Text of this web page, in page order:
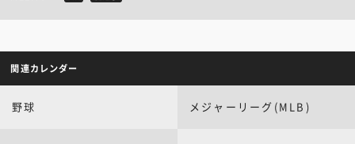
関連カレンダー
野球 メジャーリーグ(MLB)